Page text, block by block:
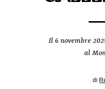
Il 6 novembre
al
di